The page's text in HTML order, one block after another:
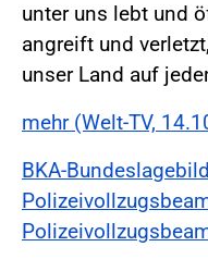
unter uns lebt und
angreift und
unser Land auf
mehr (Welt-TV,
BKA-